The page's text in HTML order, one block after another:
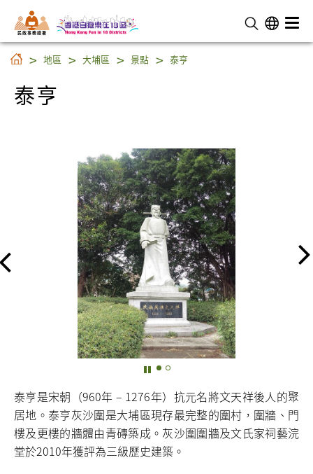
民 政 事 務 總 署
泰亨
地區 大埔區 景點 泰亨
泰亨
泰亨是宋朝（960年 – 1276年）抗元名將文天祥後人的聚
居地。泰亨灰沙圍是大埔區現存最完整的圍村，圍牆、門
樓及更樓的牆體由青磚築成。灰沙圍圍牆及文氏家祠藝浣
堂於2010年獲評為三級歷史建築。